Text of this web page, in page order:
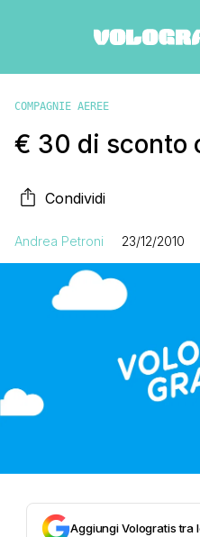
COMPAGNIE AEREE
€ 30 di sconto
Condividi
Andrea Petroni 23/12/2010
Aggiungi Vologratis tra